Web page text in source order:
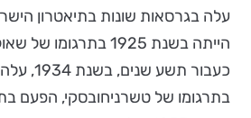
עלה בגרסאות שונות בתיאטרון
הייתה בשנת 1925
כעבור תשע
בתרגומו של טשרניחובסקי, הפעם